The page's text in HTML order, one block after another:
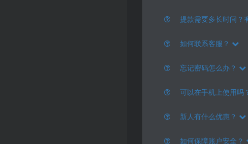
提款需要多长时间？
如何联系客服？
忘记密码怎么办？
可以在手机上使用吗
新人有什么优惠？
如何保障账户安全？